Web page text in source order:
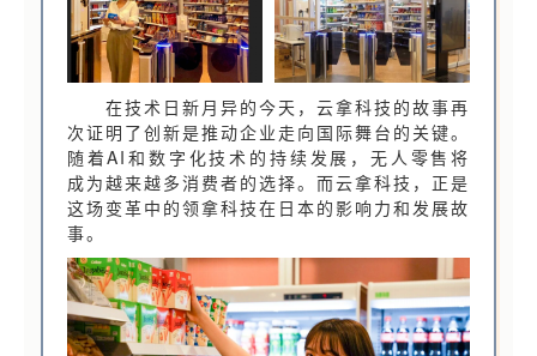
在技术日新月异的今天，云拿科技的故事再
次证明了创新是推动企业走向国际舞台的关键。
随着AI和数字化技术的持续发展，无人零售将
成为越来越多消费者的选择。而云拿科技，正是
这场变革中的领拿科技在日本的影响力和发展故
事。